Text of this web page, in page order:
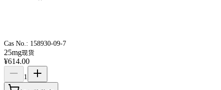
Cas No.: 158930-09-7
25mg现货
¥614.00
1